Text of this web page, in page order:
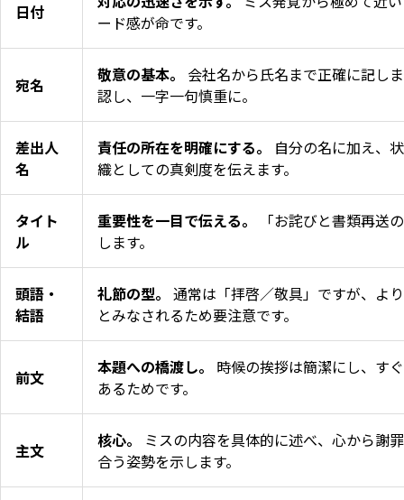
日付
ード感が命です。
宛名 敬意の基本。
会社名から氏名まで正確に記し
認し、一字一句慎重に。
差出人
名
責任の所在を明確にする。
自分の名に加え、
織としての真剣度を伝えます。
タイト
ル
重要性を一目で伝える。
「お詫びと書類再送
します。
頭語・
結語
礼節の型。 通常は「拝啓／敬具」ですが、よ
とみなされるため要注意です。
前文 本題への橋渡し。
時候の挨拶は簡潔にし、す
あるためです。
主文 核心。
ミスの内容を具体的に述べ、心から謝
合う姿勢を示します。